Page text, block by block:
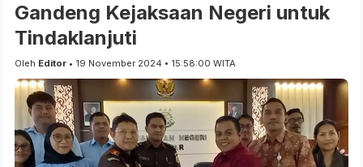
Gandeng Kejaksaan Negeri untuk
Tindaklanjuti
Oleh Editor • 19 November 2024 • 15:58:00 WITA